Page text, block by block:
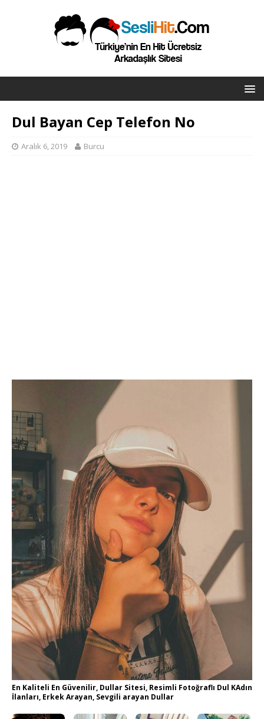
Dul Bayan Cep Telefon No
Aralık 6, 2019 Burcu
En Kaliteli En Güvenilir, Dullar Sitesi, Resimli Fotoğraflı Dul KAdın
İlanları, Erkek Arayan, Sevgili arayan Dullar